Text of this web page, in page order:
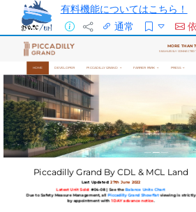
有料機能についてはこちら！
通常